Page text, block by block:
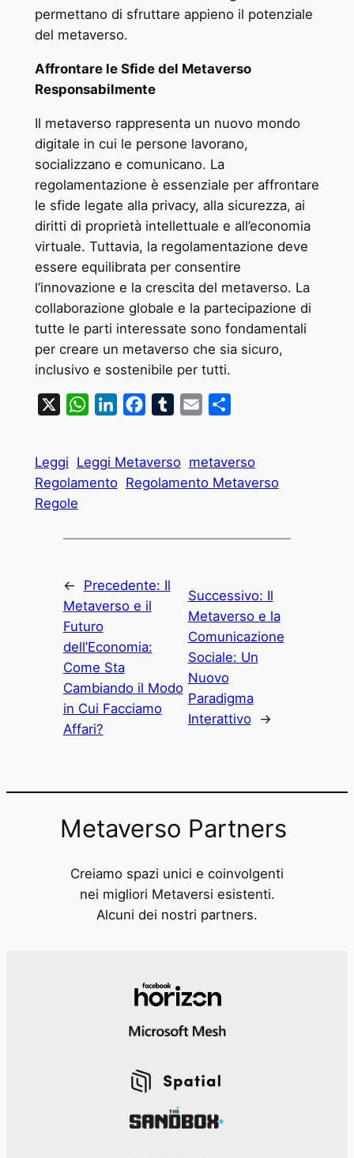
permettano di sfruttare appieno il potenziale
del metaverso.
Affrontare le Sfide del Metaverso
Responsabilmente
Il metaverso rappresenta un nuovo mondo
digitale in cui le persone lavorano,
socializzano e comunicano. La
regolamentazione è essenziale per affrontare
le sfide legate alla privacy, alla sicurezza, ai
diritti di proprietà intellettuale e all’economia
virtuale. Tuttavia, la regolamentazione deve
essere equilibrata per consentire
l’innovazione e la crescita del metaverso. La
collaborazione globale e la partecipazione di
tutte le parti interessate sono fondamentali
per creare un metaverso che sia sicuro,
inclusivo e sostenibile per tutti.
WhatsAppLinkedInFacebookTumblrEmail
Leggi Leggi Metaverso metaverso
Regolamento Regolamento Metaverso
Regole
← Precedente: Il
Metaverso e il
Futuro
dell’Economia:
Come Sta
Cambiando il Modo
in Cui Facciamo
Affari?
Successivo: Il
Metaverso e la
Comunicazione
Sociale: Un
Nuovo
Paradigma
Interattivo
→
Metaverso Partners
Creiamo spazi unici e coinvolgenti
nei migliori Metaversi esistenti.
Alcuni dei nostri partners.